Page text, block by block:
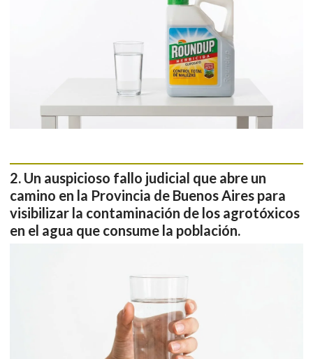
Un auspicioso fallo judicial que abre un
camino en la Provincia de Buenos Aires para
visibilizar la contaminación de los agrotóxicos
en el agua que consume la población.